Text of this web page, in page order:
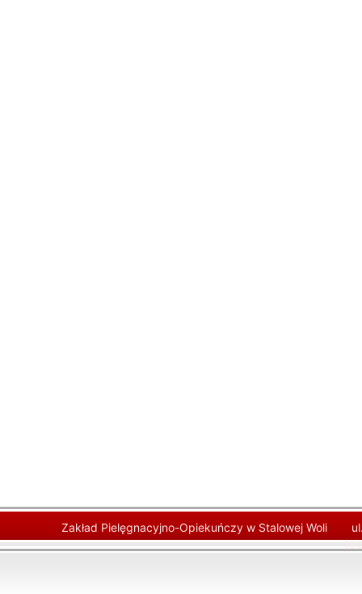
Zakład Pielęgnacyjno-Opiekuńczy w Stalowej Woli